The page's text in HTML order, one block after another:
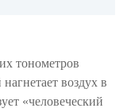
тонометров
воздух в
«человеческий